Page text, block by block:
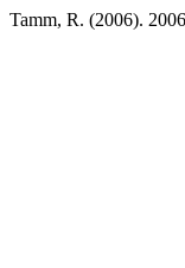
Tamm, R. (2006).